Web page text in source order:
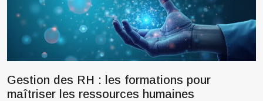
Gestion des RH : les formations pour
maîtriser les ressources humaines